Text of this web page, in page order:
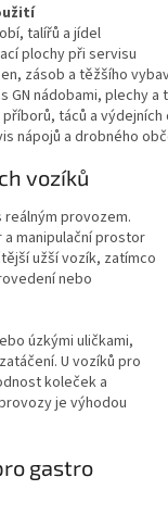
talířů a jídel
plochy při servisu
zásob a těžšího
GN nádobami, plechy a
táců a výdejních
nápojů a drobného
vozíků
provozem.
manipulační prostor
užší vozík, zatímco
nebo
úzkými uličkami,
U vozíků pro
koleček a
je výhodou
gastro